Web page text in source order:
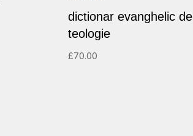
quantity
dictionar evanghelic de
teologie
£70.00